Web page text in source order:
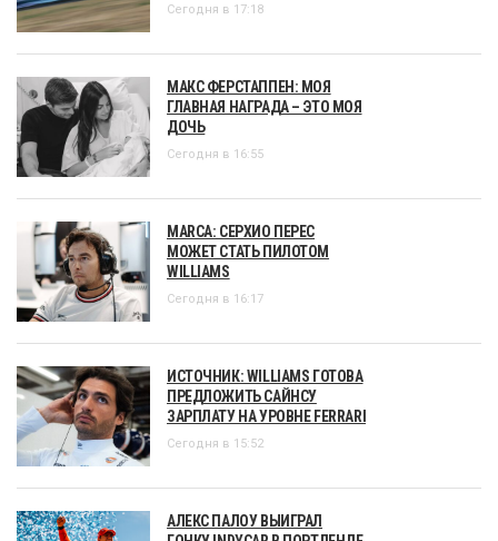
Сегодня в 17:18
МАКС ФЕРСТАППЕН: МОЯ
ГЛАВНАЯ НАГРАДА – ЭТО МОЯ
ДОЧЬ
Сегодня в 16:55
MARCA: СЕРХИО ПЕРЕС
МОЖЕТ СТАТЬ ПИЛОТОМ
WILLIAMS
Сегодня в 16:17
ИСТОЧНИК: WILLIAMS ГОТОВА
ПРЕДЛОЖИТЬ САЙНСУ
ЗАРПЛАТУ НА УРОВНЕ FERRARI
Сегодня в 15:52
АЛЕКС ПАЛОУ ВЫИГРАЛ